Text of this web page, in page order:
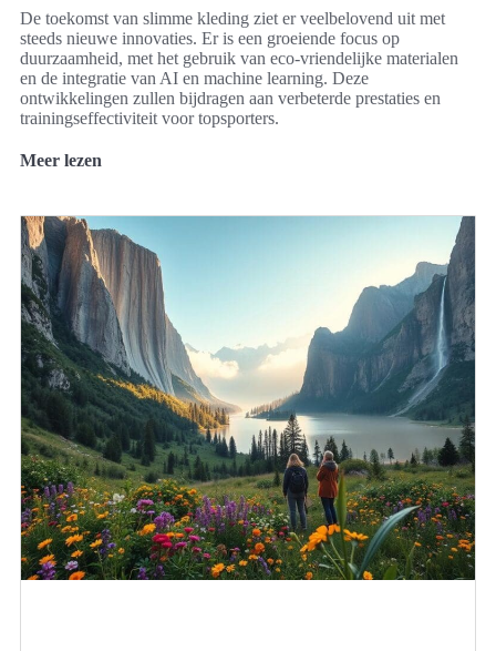
De toekomst van slimme kleding ziet er veelbelovend uit met
steeds nieuwe innovaties. Er is een groeiende focus op
duurzaamheid, met het gebruik van eco-vriendelijke materialen
en de integratie van AI en machine learning. Deze
ontwikkelingen zullen bijdragen aan verbeterde prestaties en
trainingseffectiviteit voor topsporters.
Meer lezen